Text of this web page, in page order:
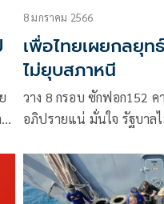
8 มกราคม 2566
เพื่อไทยเผยกลยุ
ไม่ยุบสภาหนี
วาง 8 กรอบ ซักฟอก152
อภิปรายแน่ มั่นใจ รัฐบาล